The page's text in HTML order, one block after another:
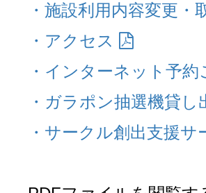
・施設利用内容変更・
・アクセス
・インターネット予約
・ガラポン抽選機貸
・サークル創出支援サ